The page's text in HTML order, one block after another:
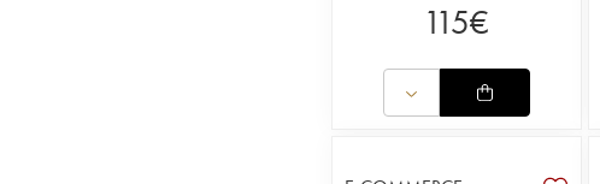
115€